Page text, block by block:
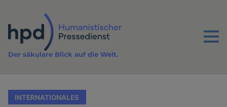
Inhalt
Menu
Der säkulare Blick auf die Welt.
INTERNATIONALES